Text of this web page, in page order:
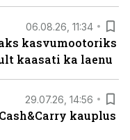
06.08.26, 11:34
kasvumootoriks
kaasati ka laenu
29.07.26, 14:56
kauplus